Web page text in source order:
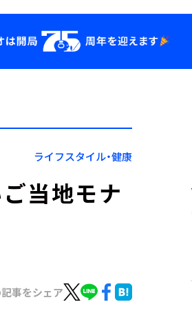
YouTube
会社情報
ライフスタイル・健康
当地モナ
事をシェア